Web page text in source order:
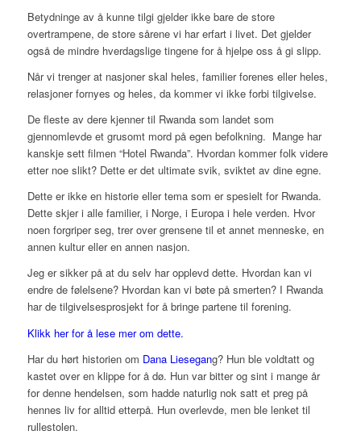
Betydninge av å kunne tilgi gjelder ikke bare de store
overtrampene, de store sårene vi har erfart i livet. Det gjelder
også de mindre hverdagslige tingene for å hjelpe oss å gi slipp.
Når vi trenger at nasjoner skal heles, familier forenes eller heles,
relasjoner fornyes og heles, da kommer vi ikke forbi tilgivelse.
De fleste av dere kjenner til Rwanda som landet som
gjennomlevde et grusomt mord på egen befolkning. Mange har
kanskje sett filmen “Hotel Rwanda”. Hvordan kommer folk videre
etter noe slikt? Dette er det ultimate svik, sviktet av dine egne.
Dette er ikke en historie eller tema som er spesielt for Rwanda.
Dette skjer i alle familier, i Norge, i Europa i hele verden. Hvor
noen forgriper seg, trer over grensene til et annet menneske, en
annen kultur eller en annen nasjon.
Jeg er sikker på at du selv har opplevd dette. Hvordan kan vi
endre de følelsene? Hvordan kan vi bøte på smerten? I Rwanda
har de tilgivelsesprosjekt for å bringe partene til forening.
Klikk her for å lese mer om dette.
Har du hørt historien om Dana Liesegang? Hun ble voldtatt og
kastet over en klippe for å dø. Hun var bitter og sint i mange år
for denne hendelsen, som hadde naturlig nok satt et preg på
hennes liv for alltid etterpå. Hun overlevde, men ble lenket til
rullestolen.